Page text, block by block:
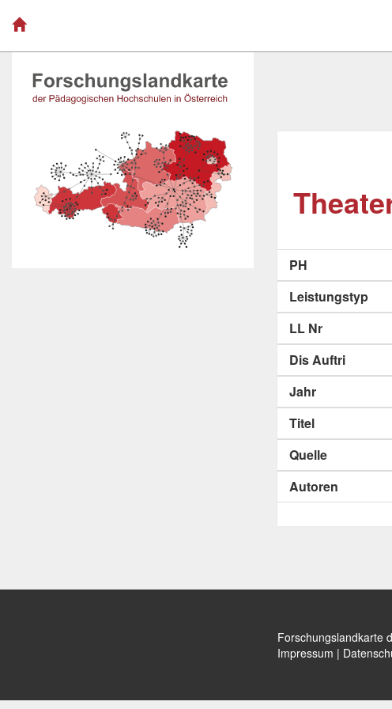
PH
Leistungstyp
LL Nr
Dis Auftri
Jahr
Titel
Quelle
Autoren
Forschungslandkarte
Impressum |